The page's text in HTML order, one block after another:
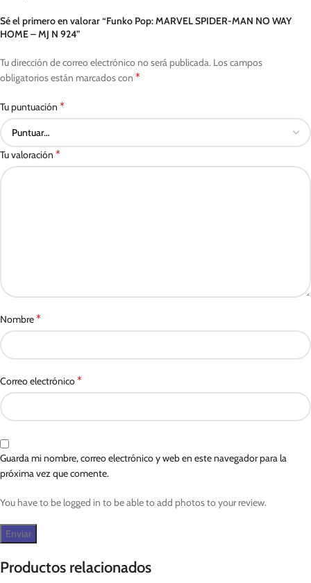
Sé el primero en valorar “Funko Pop: MARVEL SPIDER-MAN NO WAY
HOME – MJ N 924”
Tu dirección de correo electrónico no será publicada. Los campos
obligatorios están marcados con *
Tu puntuación *
Tu valoración *
Nombre*
Correo electrónico*
Guarda mi nombre, correo electrónico y web en este navegador para la
próxima vez que comente.
You have to be logged in to be able to add photos to your review.
Productos relacionados